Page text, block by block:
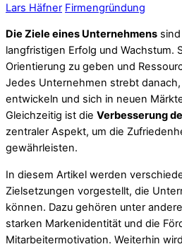
Lars Häfner Firmengründung
Die Ziele eines Unternehmens
langfristigen Erfolg und Wachstum.
Orientierung zu geben und
Jedes Unternehmen strebt danach,
entwickeln und sich in neuen
Gleichzeitig ist die Verbesserung
zentraler Aspekt, um die
gewährleisten.
In diesem Artikel werden
Zielsetzungen vorgestellt, die
können. Dazu gehören unter
starken Markenidentität und die
Mitarbeitermotivation. Weiterhin